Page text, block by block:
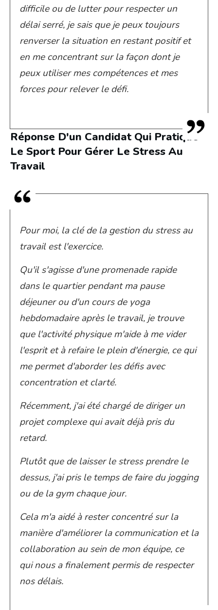
difficile ou de lutter pour respecter un
délai serré, je sais que je peux toujours
renverser la situation en restant positif et
en me concentrant sur la façon dont je
peux utiliser mes compétences et mes
forces pour relever le défi.
Réponse D'un Candidat Qui Pratique
Le Sport Pour Gérer Le Stress Au
Travail
Pour moi, la clé de la gestion du stress au
travail est l'exercice.
Qu'il s'agisse d'une promenade rapide
dans le quartier pendant ma pause
déjeuner ou d'un cours de yoga
hebdomadaire après le travail, je trouve
que l'activité physique m'aide à me vider
l'esprit et à refaire le plein d'énergie, ce qui
me permet d'aborder les défis avec
concentration et clarté.
Récemment, j'ai été chargé de diriger un
projet complexe qui avait déjà pris du
retard.
Plutôt que de laisser le stress prendre le
dessus, j'ai pris le temps de faire du jogging
ou de la gym chaque jour.
Cela m'a aidé à rester concentré sur la
manière d'améliorer la communication et la
collaboration au sein de mon équipe, ce
qui nous a finalement permis de respecter
nos délais.